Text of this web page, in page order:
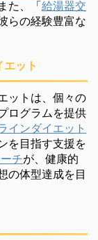
た、「給湯器交
らの経験豊富な
ット
ットは、個々の
ログラムを提供
インダイエット
を目指す支援を
チが、健康的
の体型達成を目